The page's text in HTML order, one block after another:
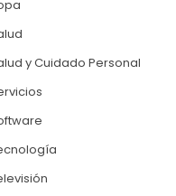
y Cuidado Personal